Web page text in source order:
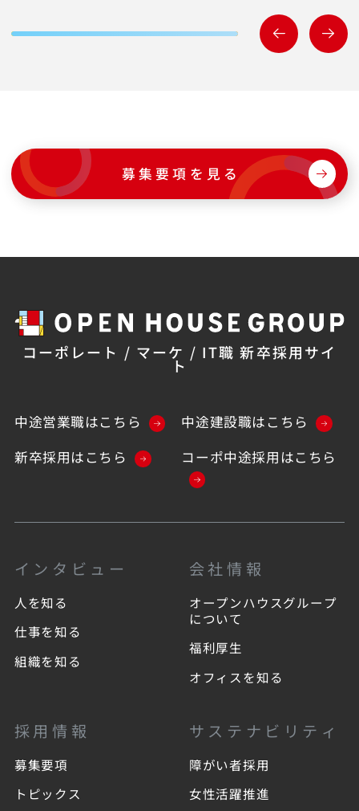
募集要項を見る
コーポレート / マーケ / IT職 新卒採用サイ
ト
中途営業職はこちら
中途建設職はこちら
新卒採用はこちら
コーポ中途採用はこちら
インタビュー
人を知る
仕事を知る
組織を知る
会社情報
オープンハウスグループ
について
福利厚生
オフィスを知る
採用情報
募集要項
トピックス
サステナビリティ
障がい者採用
女性活躍推進